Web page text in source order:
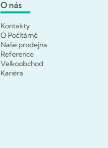
O nás
Kontakty
O Počítárně
Naše prodejna
Reference
Velkoobchod
Kariéra